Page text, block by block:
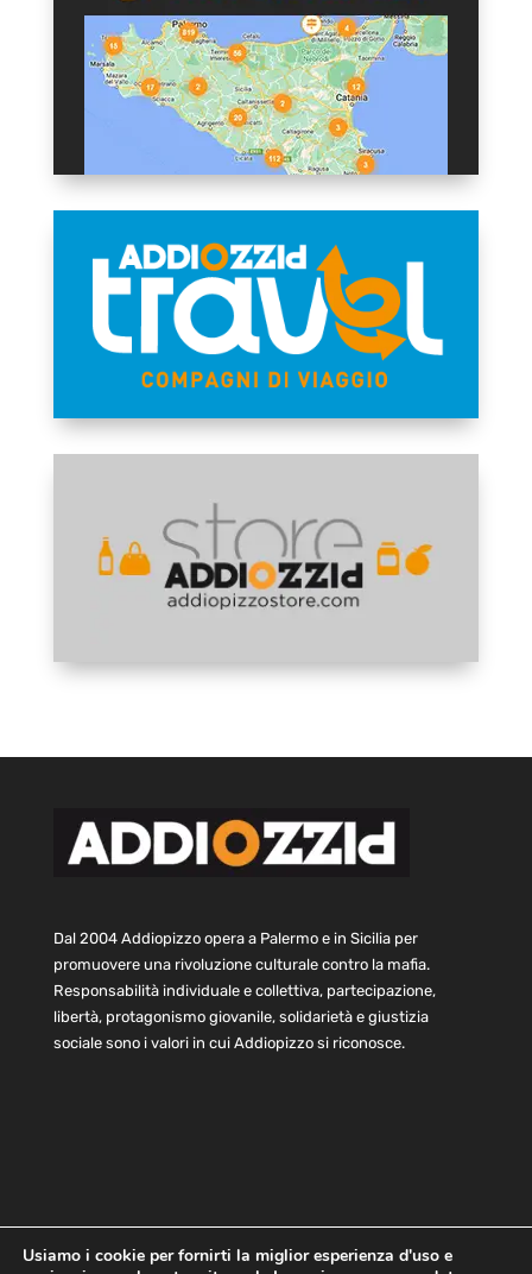
Dal 2004 Addiopizzo opera a Palermo e in Sicilia per
promuovere una rivoluzione culturale contro la mafia.
Responsabilità individuale e collettiva, partecipazione,
libertà, protagonismo giovanile, solidarietà e giustizia
sociale sono i valori in cui Addiopizzo si riconosce.
Usiamo i cookie per fornirti la miglior esperienza d'uso e